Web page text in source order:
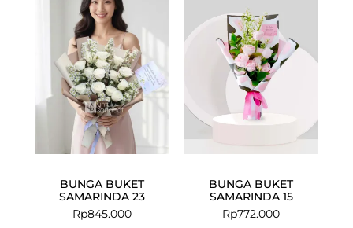
BUNGA BUKET
SAMARINDA 23
Rp845.000
BUNGA BUKET
SAMARINDA 15
Rp772.000